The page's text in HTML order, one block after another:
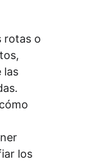
rotas o
las
los